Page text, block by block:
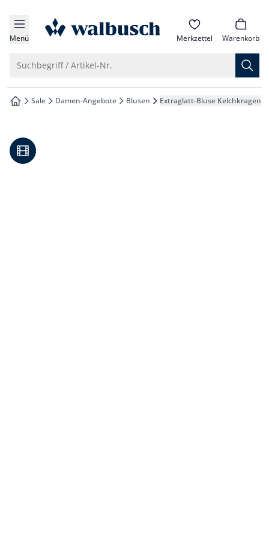
springen
springen
springen
springen
Menü zur Startseite Merkzettel Warenkorb
Suchbegriff / Artikel-Nr.
zur Startseite
Sale Damen-Angebote Blusen Extraglatt-Bluse Kelchkragen
Video